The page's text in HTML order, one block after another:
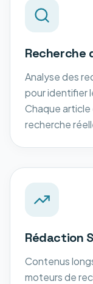
Recherche
Analyse des
pour identifier
Chaque
recherche
Rédaction
Contenus
moteurs de